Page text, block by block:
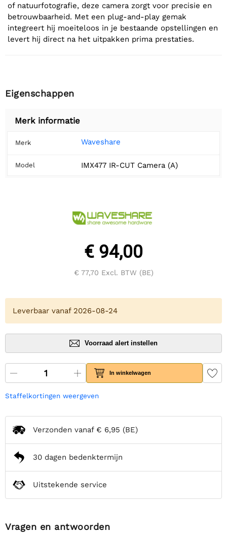
of natuurfotografie, deze camera zorgt voor precisie en
betrouwbaarheid. Met een plug-and-play gemak
integreert hij moeiteloos in je bestaande opstellingen en
levert hij direct na het uitpakken prima prestaties.
Eigenschappen
Merk informatie
Merk Waveshare
Model IMX477 IR-CUT Camera (A)
€ 94,00
€ 77,70 Excl. BTW (BE)
Leverbaar vanaf 2026-08-24
Voorraad alert instellen
In winkelwagen
Staffelkortingen weergeven
Verzonden vanaf € 6,95 (BE)
30 dagen bedenktermijn
Uitstekende service
Vragen en antwoorden